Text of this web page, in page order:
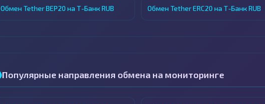
Обмен Tether BEP20 на Т-Банк RUB Обмен Tether ERC20 на Т-Банк RUB
Популярные направления обмена на мониторинге